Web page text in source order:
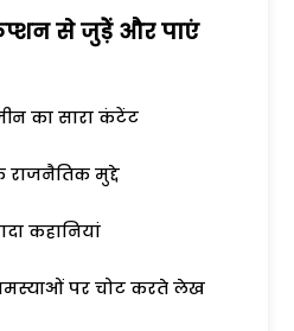
से जुड़ेें और पाएं
का सारा कंटेंट
मुद्दे
कहानियां
पर चोट करते लेख